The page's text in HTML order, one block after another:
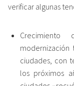
verificar algunas
ciudades, con
los próximos